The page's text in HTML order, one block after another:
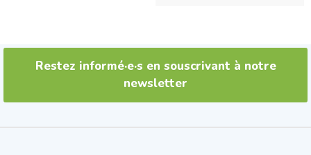
Restez informé·e·s en souscrivant à notre
newsletter